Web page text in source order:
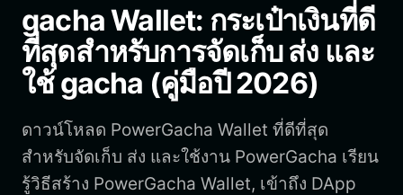
Bahasa Indonesia
ภาษาไทย
हिन्दी
Español
Português (Brasil)
Español (Argentina)
gacha Wallet: กระเป๋าเงินที่ดี
ที่สุดสำหรับการจัดเก็บ ส่ง และ
ใช้ gacha (คู่มือปี 2026)
ดาวน์โหลด PowerGacha Wallet ที่ดีที่สุด
สำหรับจัดเก็บ ส่ง และใช้งาน PowerGacha เรียน
รู้วิธีสร้าง PowerGacha Wallet, เข้าถึง DApp